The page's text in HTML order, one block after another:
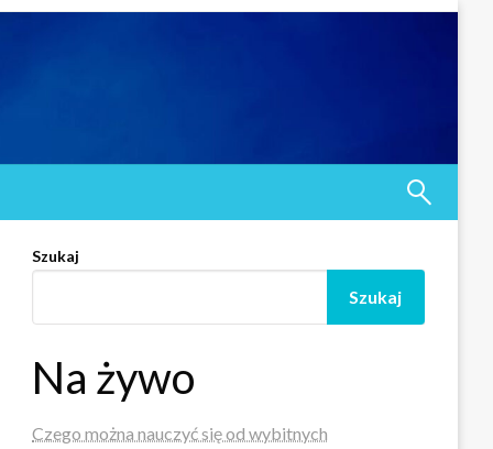
Szukaj
Szukaj
Na żywo
Czego można nauczyć się od wybitnych